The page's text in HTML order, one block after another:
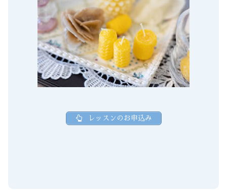
レッスンのお申込み